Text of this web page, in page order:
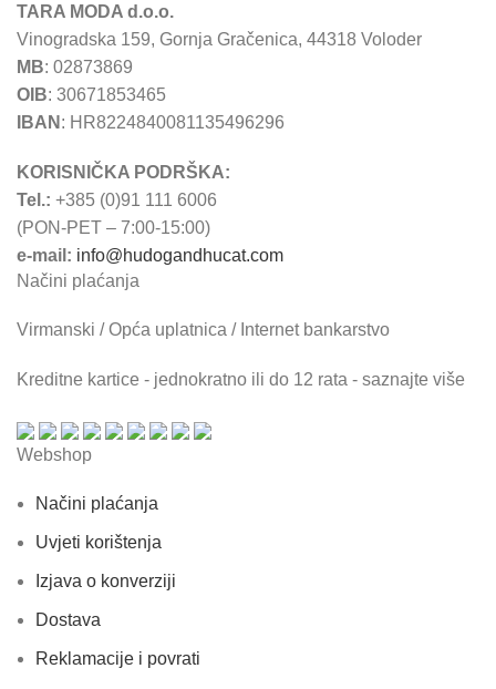
TARA MODA d.o.o.
Vinogradska 159, Gornja Gračenica, 44318 Voloder
MB: 02873869
OIB: 30671853465
IBAN : HR8224840081135496296
KORISNIČKA PODRŠKA:
Tel.: +385 (0)91 111 6006
(PON-PET – 7:00-15:00)
e-mail: info@hudogandhucat.com
Načini plaćanja
Virmanski / Opća uplatnica / Internet bankarstvo
Kreditne kartice - jednokratno ili do 12 rata - saznajte više
Webshop
Načini plaćanja
Uvjeti korištenja
Izjava o konverziji
Dostava
Reklamacije i povrati